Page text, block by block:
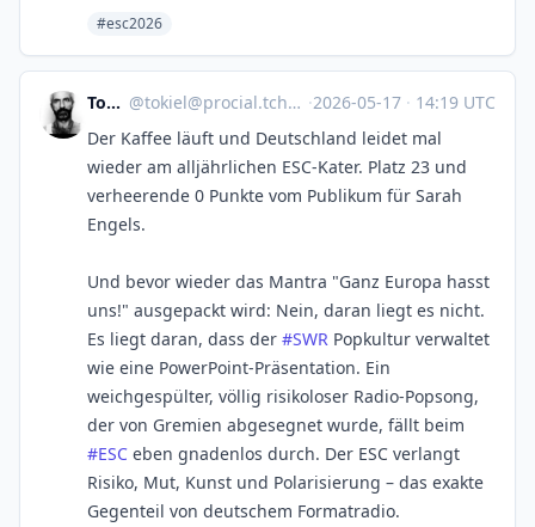
#esc2026
Tokiel @tokiel@procial.tchncs.de ·2026-05-17 · 14:19 UTC
Der Kaffee läuft und Deutschland leidet mal
wieder am alljährlichen ESC-Kater. Platz 23 und
verheerende 0 Punkte vom Publikum für Sarah
Engels.
Und bevor wieder das Mantra "Ganz Europa hasst
uns!" ausgepackt wird: Nein, daran liegt es nicht.
Es liegt daran, dass der #SWR Popkultur verwaltet
wie eine PowerPoint-Präsentation. Ein
weichgespülter, völlig risikoloser Radio-Popsong,
der von Gremien abgesegnet wurde, fällt beim
#ESC eben gnadenlos durch. Der ESC verlangt
Risiko, Mut, Kunst und Polarisierung – das exakte
Gegenteil von deutschem Formatradio.